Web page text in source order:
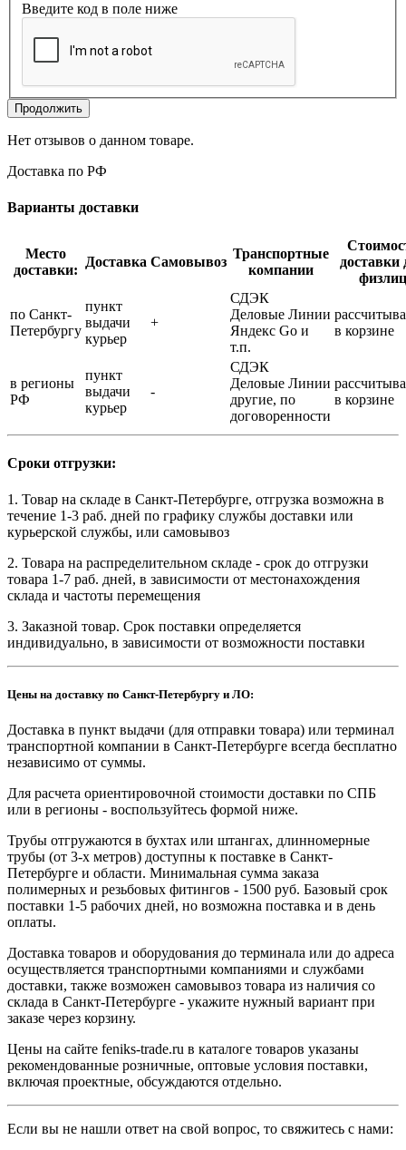
Введите код в поле ниже
Продолжить
Нет отзывов о данном товаре.
Доставка по РФ
Варианты доставки
Место
доставки:
Доставка Самовывоз
Транспортные
компании
доставки
физлиц
по Санкт-
Петербургу
пункт
выдачи
курьер
+
СДЭК
Деловые Линии
Яндекс Go и
т.п.
в корзине
в регионы
РФ
пункт
выдачи
курьер
-
СДЭК
Деловые Линии
другие, по
договоренности
в корзине
Сроки отгрузки:
1. Товар на складе в Санкт-Петербурге, отгрузка возможна в
течение 1-3 раб. дней по графику службы доставки или
курьерской службы, или самовывоз
2. Товара на распределительном складе - срок до отгрузки
товара 1-7 раб. дней, в зависимости от местонахождения
склада и частоты перемещения
3. Заказной товар. Срок поставки определяется
индивидуально, в зависимости от возможности поставки
Цены на доставку по Санкт-Петербургу и ЛО:
Доставка в пункт выдачи (для отправки товара) или терминал
транспортной компании в Санкт-Петербурге всегда бесплатно
независимо от суммы.
Для расчета ориентировочной стоимости доставки по СПБ
или в регионы - воспользуйтесь формой ниже.
Трубы отгружаются в бухтах или штангах, длинномерные
трубы (от 3-х метров) доступны к поставке в Санкт-
Петербурге и области. Минимальная сумма заказа
полимерных и резьбовых фитингов - 1500 руб. Базовый срок
поставки 1-5 рабочих дней, но возможна поставка и в день
оплаты.
Доставка товаров и оборудования до терминала или до адреса
осуществляется транспортными компаниями и службами
доставки, также возможен самовывоз товара из наличия со
склада в Санкт-Петербурге - укажите нужный вариант при
заказе через корзину.
Цены на сайте feniks-trade.ru в каталоге товаров указаны
рекомендованные розничные, оптовые условия поставки,
включая проектные, обсуждаются отдельно.
Если вы не нашли ответ на свой вопрос, то свяжитесь с нами: